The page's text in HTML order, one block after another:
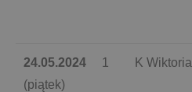
24.05.2024
(piątek)
1 K Wiktoria